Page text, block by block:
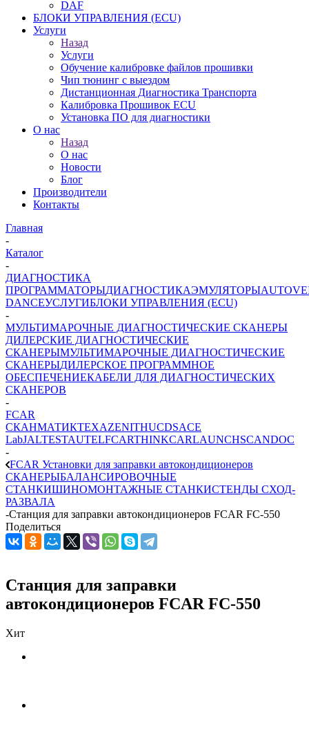
DAF
БЛОКИ УПРАВЛЕНИЯ (ECU)
Услуги
Назад
Услуги
Обучение калибровке файлов прошивки
Чип тюнинг с выездом
Дистанционная Диагностика Транспорта
Калибровка Прошивок ECU
Установка ПО для диагностики
О нас
Назад
О нас
Новости
Блог
Производители
Контакты
Главная
-
Каталог
-
ДИАГНОСТИКА
ПРОГРАММАТОРЫДИАГНОСТИКАЭМУЛЯТОРЫ
DANCEУСЛУГИБЛОКИ УПРАВЛЕНИЯ (ECU)
-
МУЛЬТИМАРОЧНЫЕ ДИАГНОСТИЧЕСКИЕ СКАНЕРЫ
ДИЛЕРСКИЕ ДИАГНОСТИЧЕСКИЕ
СКАНЕРЫМУЛЬТИМАРОЧНЫЕ ДИАГНОСТИЧЕСКИЕ
СКАНЕРЫДИЛЕРСКОЕ ПРОГРАММНОЕ
ОБЕСПЕЧЕНИЕКАБЕЛИ ДЛЯ ДИАГНОСТИЧЕСКИХ
СКАНЕРОВ
-
FCAR
СКАНМАТИКTEXAZENITHUCDSACE
LabJALTESTAUTELFCARTHINKCARLAUNCHSCANDOC
-
FCAR Установки для заправки автокондиционеров
СКАНЕРЫБАЛАНСИРОВОЧНЫЕ
СТАНКИШИНОМОНТАЖНЫЕ СТАНКИСТЕНДЫ СХОД-
РАЗВАЛА
-Станция для заправки автокондиционеров FCAR FC-550
Поделиться
Станция для заправки
автокондиционеров FCAR FC-550
Хит